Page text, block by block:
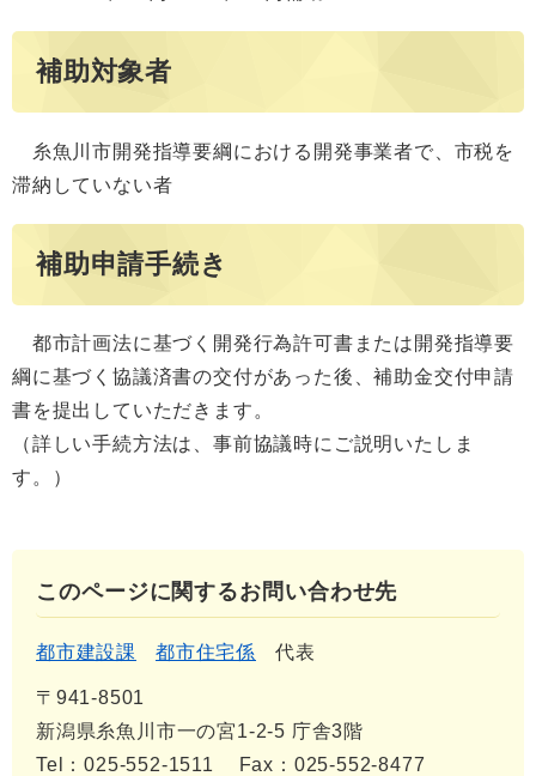
補助対象者
糸魚川市開発指導要綱における開発事業者で、市税を
滞納していない者
補助申請手続き
都市計画法に基づく開発行為許可書または開発指導要
綱に基づく協議済書の交付があった後、補助金交付申請
書を提出していただきます。
（詳しい手続方法は、事前協議時にご説明いたしま
す。）
このページに関するお問い合わせ先
都市建設課 都市住宅係 代表
〒941-8501
新潟県糸魚川市一の宮1-2-5 庁舎3階
Tel：025-552-1511
Fax：025-552-8477